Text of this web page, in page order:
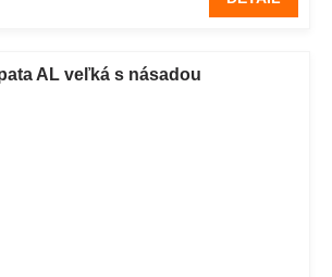
AL veľká s násadou